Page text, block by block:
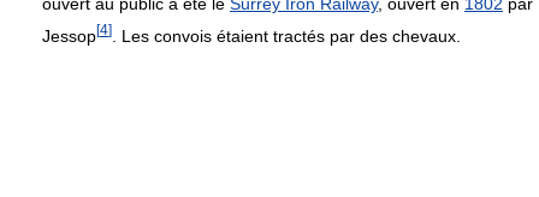
Jessop[4] . Les convois étaient tractés par des chevaux.